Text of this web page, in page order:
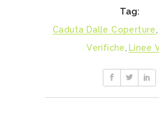
Tag:
Caduta Dalle Coperture
Verifiche
Linee